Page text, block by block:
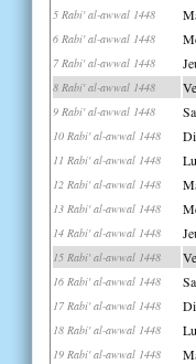
5 Rabi' al-awwal 1448
6 Rabi' al-awwal 1448
7 Rabi' al-awwal 1448
8 Rabi' al-awwal 1448
9 Rabi' al-awwal 1448
10 Rabi' al-awwal 1448
11 Rabi' al-awwal 1448
12 Rabi' al-awwal 1448
13 Rabi' al-awwal 1448
14 Rabi' al-awwal 1448
15 Rabi' al-awwal 1448
16 Rabi' al-awwal 1448
17 Rabi' al-awwal 1448
18 Rabi' al-awwal 1448
19 Rabi' al-awwal 1448